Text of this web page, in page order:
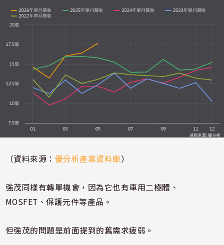
（資料來源： 優分析產業資料庫）
強茂同樣有轉單機會，因為它也有車用二極體、
MOSFET、保護元件等產品。
但強茂的問題是前面提到的舊需求疲弱。